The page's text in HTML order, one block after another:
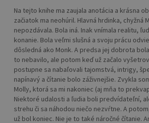
Na tejto knihe ma zaujala anotácia a krásna
začiatok ma neohúril. Hlavná hrdinka, chyžná
nepozdávala. Bola iná. Inak vnímala realitu,
konanie. Bola veľmi slušná a svoju prácu
dôsledná ako Monk. A predsa jej dobrota
to nebavilo, ale potom keď už začalo
postupne sa nabaľovali tajomstvá, intrigy,
napínavý a čítanie bolo záživnejšie. Zvykla
Molly, ktorá sa mi nakoniec (aj mňa to
Niektoré udalosti a ľudia boli predvídateľní,
strehu či sa náhodou niečo nezvŕtne. A
už bol koniec. Nie je to také náročné čítanie.